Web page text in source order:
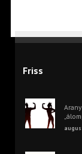
Friss